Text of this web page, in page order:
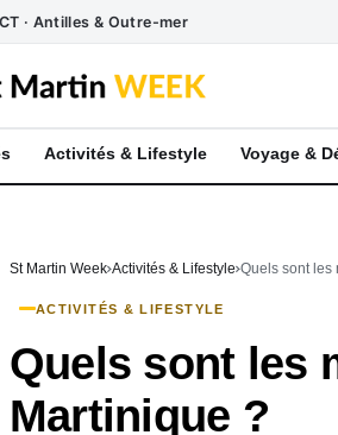
· Antilles & Outre-mer
Activités & Lifestyle Voyage &
St Martin Week Activités & Lifestyle Quels sont les
ACTIVITÉS & LIFESTYLE
Quels sont les
Martinique ?